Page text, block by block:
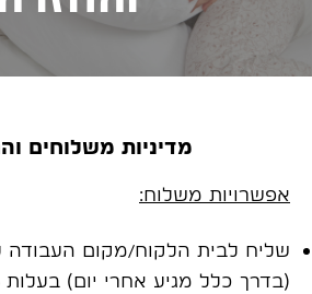
מדיניות משלוחים
אפשרויות משלוח:
(בדרך כלל מגיע אחרי יום) בעלות 35 ש”ח לכל הארץ